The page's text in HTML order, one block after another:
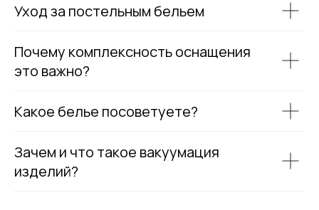
Уход за постельным бельем
Почему комплексность оснащения
это важно?
Какое белье посоветуете?
Зачем и что такое вакуумация
изделий?